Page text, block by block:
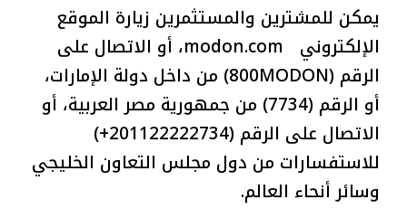
يمكن للمشترين والمستثمرين زيارة الموقع
الإلكتروني modon.com، أو الاتصال على
الرقم (800MODON) من داخل دولة الإمارات،
أو الرقم (7734) من جمهورية مصر العربية، أو
الاتصال على الرقم (201122222734+)
للاستفسارات من دول مجلس التعاون الخليجي
وسائر أنحاء العالم.